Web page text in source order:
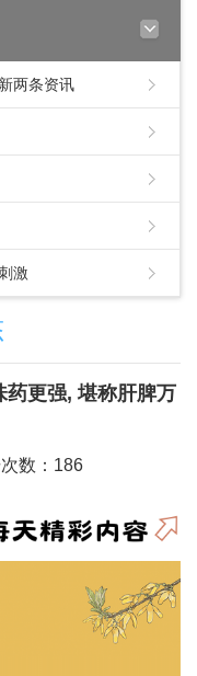
两条资讯
激
更强, 堪称肝脾万
数：186